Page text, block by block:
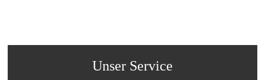
Unser Service